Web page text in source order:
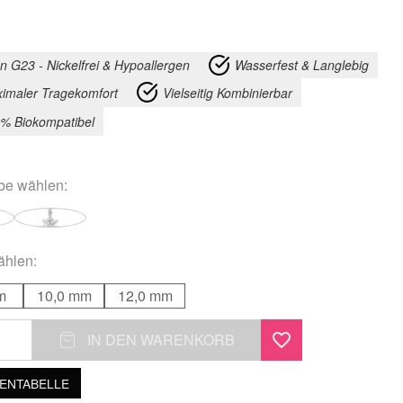
G23 - Nickelfrei & Hypoallergen
Wasserfest & Langlebig
Tragekomfort
Vielseitig Kombinierbar
Biokompatibel
wählen:
10,0 mm 12,0 mm
IN DEN WARENKORB